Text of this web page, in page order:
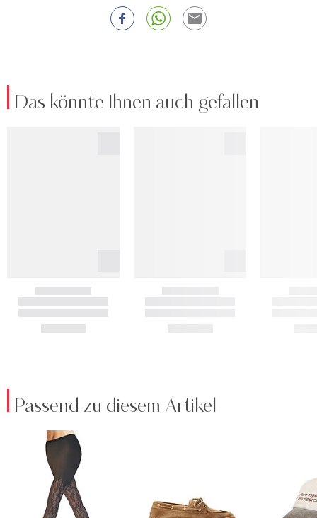
Das könnte Ihnen auch gefallen
Passend zu diesem Artikel